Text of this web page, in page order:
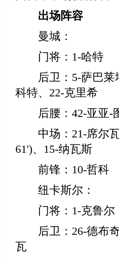
出场阵容
曼城：
门将：1-哈特
后卫：5-萨巴莱塔
科特、22-克里希
后腰：42-亚亚-
中场：21-席尔瓦
61')、15-纳瓦斯
前锋：10-哲科
纽卡斯尔：
门将：1-克鲁尔
后卫：26-德布奇
瓦